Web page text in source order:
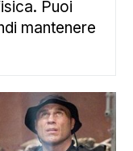
Puoi
mantenere